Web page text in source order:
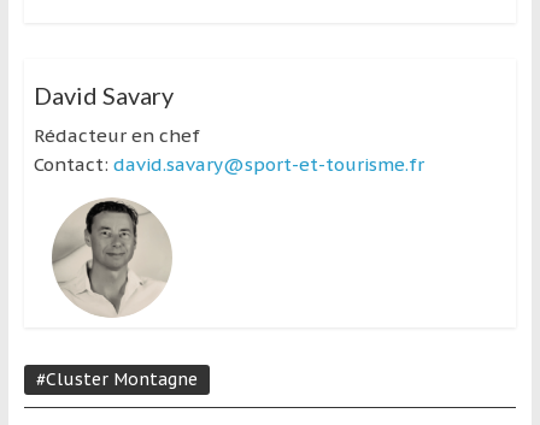
David Savary
Rédacteur en chef
Contact: david.savary@sport-et-tourisme.fr
#Cluster Montagne